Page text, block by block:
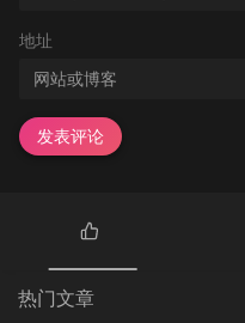
地址
发表评论
热
门
文
热门文章